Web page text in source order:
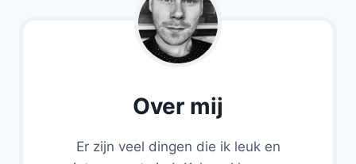
Over mij
Er zijn veel dingen die ik leuk en